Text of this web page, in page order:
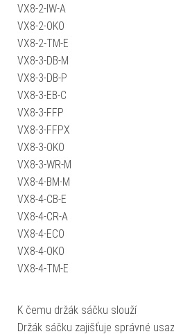
VX8-2-IW-A
VX8-2-OKO
VX8-2-TM-E
VX8-3-DB-M
VX8-3-DB-P
VX8-3-EB-C
VX8-3-FFP
VX8-3-FFPX
VX8-3-OKO
VX8-3-WR-M
VX8-4-BM-M
VX8-4-CB-E
VX8-4-CR-A
VX8-4-ECO
VX8-4-OKO
VX8-4-TM-E
K čemu držák sáčku slouží
Držák sáčku zajišťuje správné